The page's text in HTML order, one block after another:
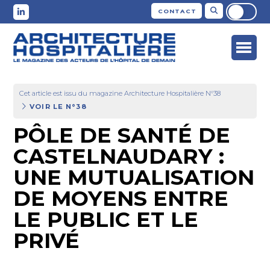
CONTACT
Cet article est issu du magazine Architecture Hospitalière N°38
VOIR LE N°38
PÔLE DE SANTÉ DE
CASTELNAUDARY :
UNE MUTUALISATION
DE MOYENS ENTRE
LE PUBLIC ET LE
PRIVÉ